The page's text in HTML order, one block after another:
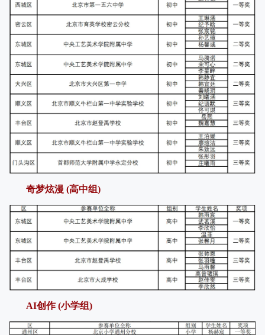
奇梦炫漫 (高中组)
AI创作 (小学组)